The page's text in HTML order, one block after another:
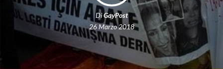
DiGayPost
26 Marzo 2018